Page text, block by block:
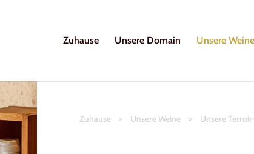
Zuhause Unsere Domain Unsere Weine
Zuhause > Unsere Weine > Unsere